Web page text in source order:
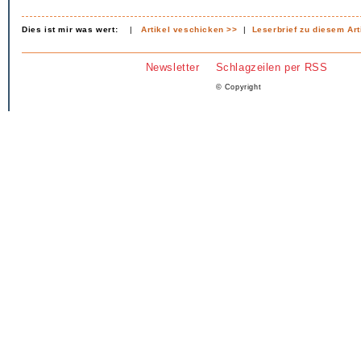
Dies ist mir was wert: |Artikel veschicken >> | Leserbrief zu diesem
Newsletter Schlagzeilen per RSS
© Copyright